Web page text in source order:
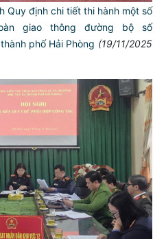
Quy định chi tiết thi hành một số
giao thông đường bộ số
phố Hải Phòng (19/11/2025